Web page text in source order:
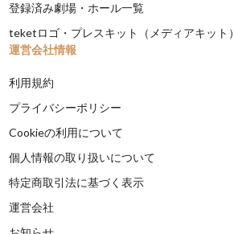
登録済み劇場・ホール一覧
teketロゴ・プレスキット（メディアキット）
運営会社情報
利用規約
プライバシーポリシー
Cookieの利用について
個人情報の取り扱いについて
特定商取引法に基づく表示
運営会社